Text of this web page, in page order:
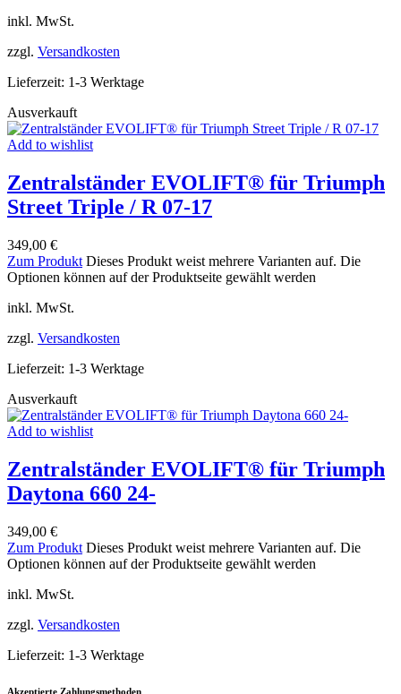
inkl. MwSt.
zzgl. Versandkosten
Lieferzeit: 1-3 Werktage
Ausverkauft
Add to wishlist
Zentralständer EVOLIFT® für Triumph
Street Triple / R 07-17
349,00 €
Zum Produkt Dieses Produkt weist mehrere Varianten auf. Die
Optionen können auf der Produktseite gewählt werden
inkl. MwSt.
zzgl. Versandkosten
Lieferzeit: 1-3 Werktage
Ausverkauft
Add to wishlist
Zentralständer EVOLIFT® für Triumph
Daytona 660 24-
349,00 €
Zum Produkt Dieses Produkt weist mehrere Varianten auf. Die
Optionen können auf der Produktseite gewählt werden
inkl. MwSt.
zzgl. Versandkosten
Lieferzeit: 1-3 Werktage
Akzeptierte Zahlungsmethoden